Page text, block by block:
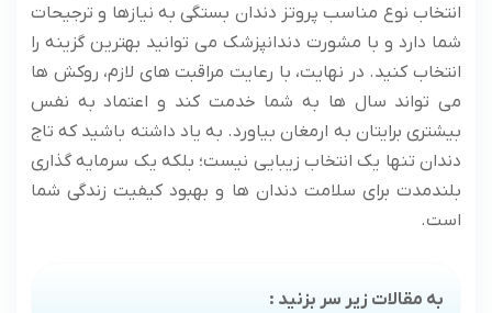
انتخاب نوع مناسب پروتز دندان بستگی به نیازها و ترجیحات
شما دارد و با مشورت دندانپزشک می توانید بهترین گزینه را
انتخاب کنید. در نهایت، با رعایت مراقبت های لازم، روکش ها
می تواند سال ها به شما خدمت کند و اعتماد به نفس
بیشتری برایتان به ارمغان بیاورد. به یاد داشته باشید که تاج
دندان تنها یک انتخاب زیبایی نیست؛ بلکه یک سرمایه گذاری
بلندمدت برای سلامت دندان ها و بهبود کیفیت زندگی شما
است.
به مقالات زیر سر بزنید :